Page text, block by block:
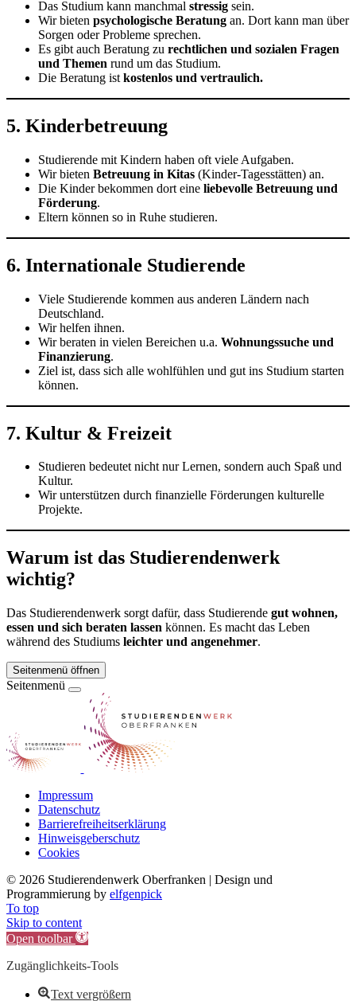
Das Studium kann manchmal stressig sein.
Wir bieten psychologische Beratung an. Dort kann man über
Sorgen oder Probleme sprechen.
Es gibt auch Beratung zu rechtlichen und sozialen Fragen
und Themen rund um das Studium.
Die Beratung ist kostenlos und vertraulich.
5. Kinderbetreuung
Studierende mit Kindern haben oft viele Aufgaben.
Wir bieten Betreuung in Kitas (Kinder-Tagesstätten) an.
Die Kinder bekommen dort eine liebevolle Betreuung und
Förderung.
Eltern können so in Ruhe studieren.
6. Internationale Studierende
Viele Studierende kommen aus anderen Ländern nach
Deutschland.
Wir helfen ihnen.
Wir beraten in vielen Bereichen u.a. Wohnungssuche und
Finanzierung.
Ziel ist, dass sich alle wohlfühlen und gut ins Studium starten
können.
7. Kultur & Freizeit
Studieren bedeutet nicht nur Lernen, sondern auch Spaß und
Kultur.
Wir unterstützen durch finanzielle Förderungen kulturelle
Projekte.
Warum ist das Studierendenwerk
wichtig?
Das Studierendenwerk sorgt dafür, dass Studierende gut wohnen,
essen und sich beraten lassen können. Es macht das Leben
während des Studiums leichter und angenehmer.
Seitenmenü öffnen
Seitenmenü
Impressum
Datenschutz
Barrierefreiheitserklärung
Hinweisgeberschutz
Cookies
© 2026 Studierendenwerk Oberfranken | Design und
Programmierung by elfgenpick
To top
Skip to content
Open toolbar
Zugänglichkeits-Tools
Text vergrößern